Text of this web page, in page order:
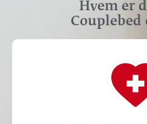
Hvem er
Couplebed